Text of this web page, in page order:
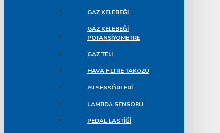
GAZ KELEBEĞI
GAZ KELEBEĞI
POTANSIYOMETRE
GAZ TELI
HAVA FILTRE TAKOZU
ISI SENSÖRLERI
LAMBDA SENSÖRÜ
PEDAL LASTIĞI